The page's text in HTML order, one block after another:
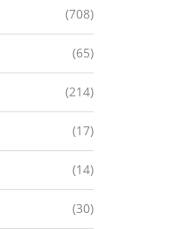
(708)
(65)
(214)
(17)
(14)
(30)